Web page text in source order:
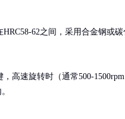
62之间，采用合金钢或
，高速旋转时（通常500-